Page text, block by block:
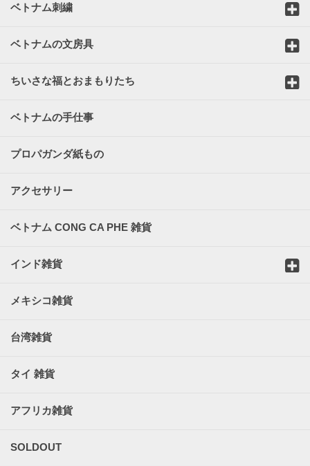
ベトナム刺繍
ベトナムの文房具
ちいさな福とおまもりたち
ベトナムの手仕事
プロパガンダ紙もの
アクセサリー
ベトナム CONG CA PHE 雑貨
インド雑貨
メキシコ雑貨
台湾雑貨
タイ 雑貨
アフリカ雑貨
SOLDOUT